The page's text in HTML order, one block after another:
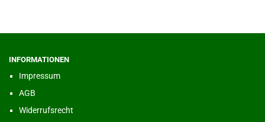
INFORMATIONEN
Impressum
AGB
Widerrufsrecht